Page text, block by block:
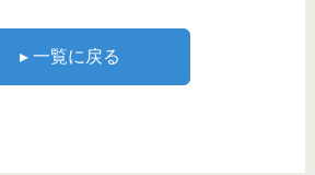
▸ 一覧に戻る